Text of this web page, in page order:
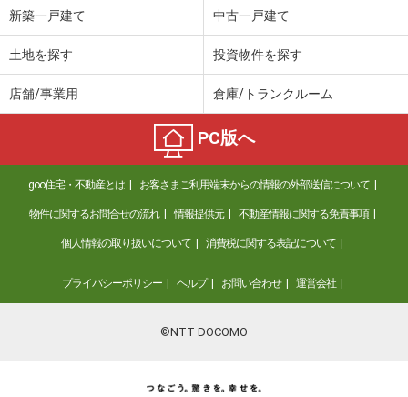
新築一戸建て 中古一戸建て
土地を探す 投資物件を探す
店舗/事業用 倉庫/トランクルーム
PC版へ
goo住宅・不動産とは お客さまご利用端末からの情報の外部送信について
物件に関するお問合せの流れ 情報提供元 不動産情報に関する免責事項
個人情報の取り扱いについて 消費税に関する表記について
プライバシーポリシー ヘルプ お問い合わせ 運営会社
©NTT DOCOMO